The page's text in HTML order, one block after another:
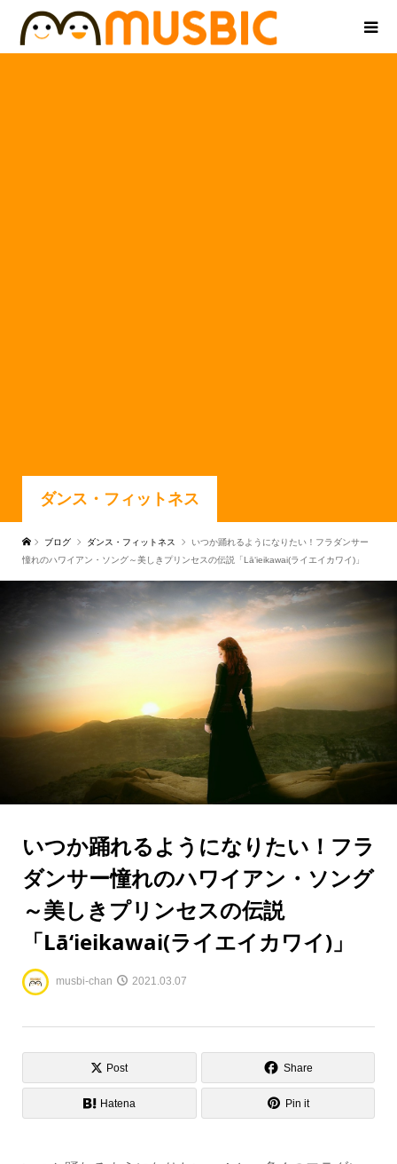
ダンス・フィットネス
ブログ ダンス・フィットネス
いつか踊れるようになりたい！フラダンサー
憧れのハワイアン・ソング～美しきプリンセスの伝説「Lāʻieikawai(ライエイカワイ)」
いつか踊れるようになりたい！フラ
ダンサー憧れのハワイアン・ソング
～美しきプリンセスの伝説
「Lāʻieikawai(ライエイカワイ)」
musbi-chan 2021.03.07
Post Share
Hatena Pin it